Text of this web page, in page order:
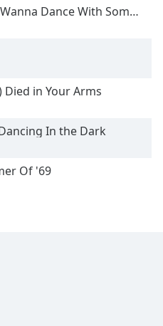
Dance With Somebody
Died in Your Arms
In the Dark
Of '69